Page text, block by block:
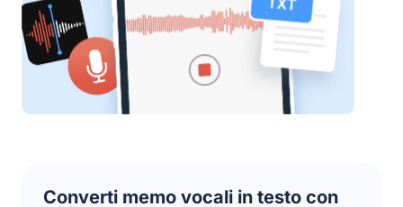
Converti memo vocali in testo con